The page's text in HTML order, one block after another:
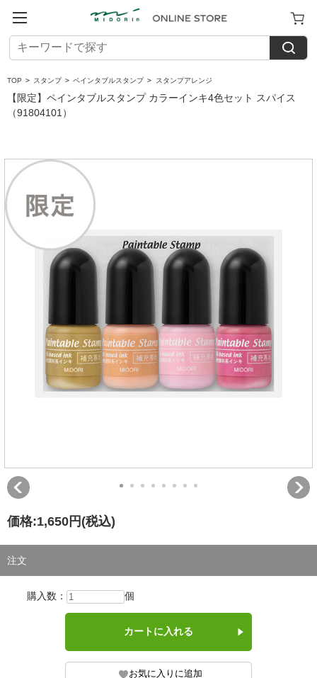
TOP > スタンプ > ペインタブルスタンプ > スタンプアレンジ
【限定】ペインタブルスタンプ カラーインキ4色セット スパイス
（91804101）
価格:1,650円 (税込)
注文
購入数： 個